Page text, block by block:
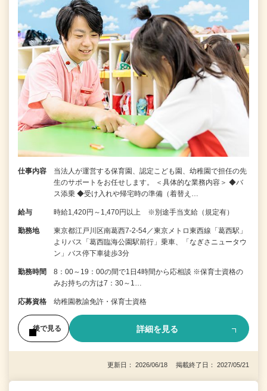
仕事内容
当法人が運営する保育園、認定こども園、幼稚園で担任の先
生のサポートをお任せします。 ＜具体的な業務内容＞ ◆バ
ス添乗 ◆受け入れや帰宅時の準備（着替え…
給与 時給1,420円～1,470円以上 ※別途手当支給（規定有）
勤務地
東京都江戸川区南葛西7-2-54／東京メトロ東西線「葛西駅」
よりバス「葛西臨海公園駅前行」乗車、「なぎさニュータウ
ン」バス停下車徒歩3分
勤務時間
8：00～19：00の間で1日4時間から応相談 ※保育士資格の
みお持ちの方は7：30～1…
応募資格 幼稚園教諭免許・保育士資格
後で見る 詳細を見る
更新日： 2026/06/18 掲載終了日： 2027/05/21